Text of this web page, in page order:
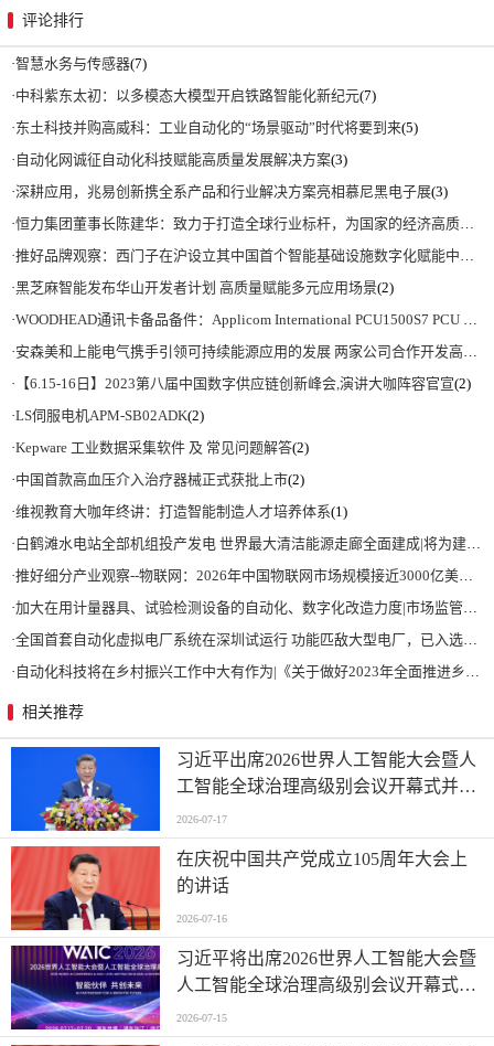
评论排行
·智慧水务与传感器(7)
·中科紫东太初：以多模态大模型开启铁路智能化新纪元(7)
·东土科技并购高威科：工业自动化的“场景驱动”时代将要到来(5)
· 自动化网诚征自动化科技赋能高质量发展解决方案(3)
·深耕应用，兆易创新携全系产品和行业解决方案亮相慕尼黑电子展(3)
·恒力集团董事长陈建华：致力于打造全球行业标杆，为国家的经济高质量发展贡献更大力量|上海电气集团党委书记、董事长吴磊来访
·推好品牌观察：西门子在沪设立其中国首个智能基础设施数字化赋能中心
·黑芝麻智能发布华山开发者计划 高质量赋能多元应用场景(2)
·WOODHEAD通讯卡备品备件：Applicom International PCU1500S7 PCU 1500 S7 V4.5.0
·安森美和上能电气携手引领可持续能源应用的发展 两家公司合作开发高性能储能和太阳能组串式逆变器方案 以实现可持续的未来
· 【6.15-16日】2023第八届中国数字供应链创新峰会,演讲大咖阵容官宣(2)
·LS伺服电机APM-SB02ADK(2)
·Kepware 工业数据采集软件 及 常见问题解答(2)
·中国首款高血压介入治疗器械正式获批上市(2)
·维视教育大咖年终讲：打造智能制造人才培养体系(1)
·白鹤滩水电站全部机组投产发电 世界最大清洁能源走廊全面建成|将为建设新型能源体系、保障国家能源安全、实现“双碳”目标提供有力支撑
·推好细分产业观察--物联网：2026年中国物联网市场规模接近3000亿美元 智慧工厂、智慧城市、智慧电网等将占60%以上
·加大在用计量器具、试验检测设备的自动化、数字化改造力度|市场监管总局 工业和信息化部 关于促进企业计量能力提升的指导意见
·全国首套自动化虚拟电厂系统在深圳试运行 功能匹敌大型电厂，已入选国际典型案例
· 自动化科技将在乡村振兴工作中大有作为|《关于做好2023年全面推进乡村振兴重点工作的意见》发布
相关推荐
习近平出席2026世界人工智能大会暨人
工智能全球治理高级别会议开幕式并发
表主旨讲话
2026-07-17
在庆祝中国共产党成立105周年大会上
的讲话
2026-07-16
习近平将出席2026世界人工智能大会暨
人工智能全球治理高级别会议开幕式并
发表主旨讲话
2026-07-15